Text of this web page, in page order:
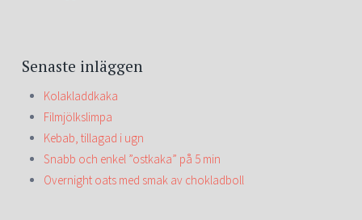
Senaste inläggen
Kolakladdkaka
Filmjölkslimpa
Kebab, tillagad i ugn
Snabb och enkel ”ostkaka” på 5 min
Overnight oats med smak av chokladboll